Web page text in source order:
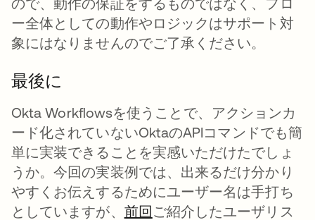
ー全体としての動作やロジックはサポート対
象にはなりませんのでご了承ください。
最後に
Okta Workflowsを使うことで、アクションカ
ード化されていないOktaのAPIコマンドでも簡
単に実装できることを実感いただけたでしょ
うか。今回の実装例では、出来るだけ分かり
やすくお伝えするためにユーザー名は手打ち
としていますが、 前回新しいタブで開く
ご紹介したユーザリス